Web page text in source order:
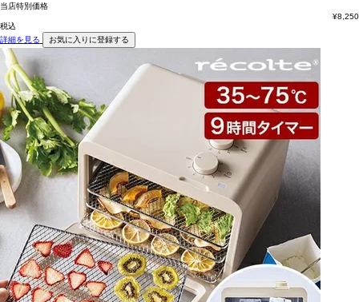
当店特別価格
¥8,250
税込
詳細を見る
お気に入りに登録する